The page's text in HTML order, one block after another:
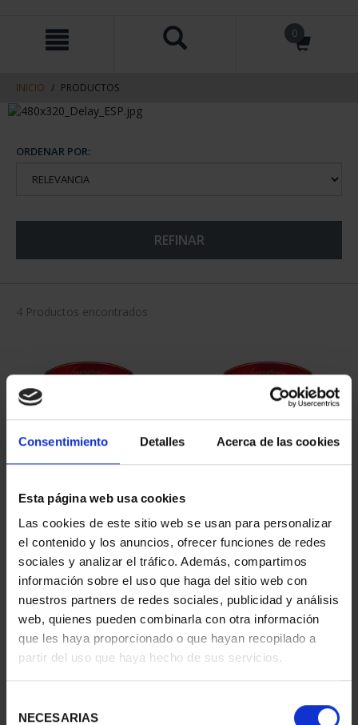
Consentimiento Detalles Acerca de las cookies
Esta página web usa cookies
Las cookies de este sitio web se usan para personalizar
el contenido y los anuncios, ofrecer funciones de redes
sociales y analizar el tráfico. Además, compartimos
información sobre el uso que haga del sitio web con
nuestros partners de redes sociales, publicidad y análisis
web, quienes pueden combinarla con otra información
que les haya proporcionado o que hayan recopilado a
partir del uso que haya hecho de sus servicios.
NECESARIAS
contenido
navegacin
0
INICIO PRODUCTOS
ORDENAR POR:
REFINAR
4 Productos encontrados
SUSCRIPCIÓN
CAPITALES DE
PROVINCIA 1
949,00 €
Sólo para usuarios
registrados
SUSCRIPCIÓN
CAPITALES DE
PROVINCIA 2
949,00 €
Sólo para usuarios
registrados